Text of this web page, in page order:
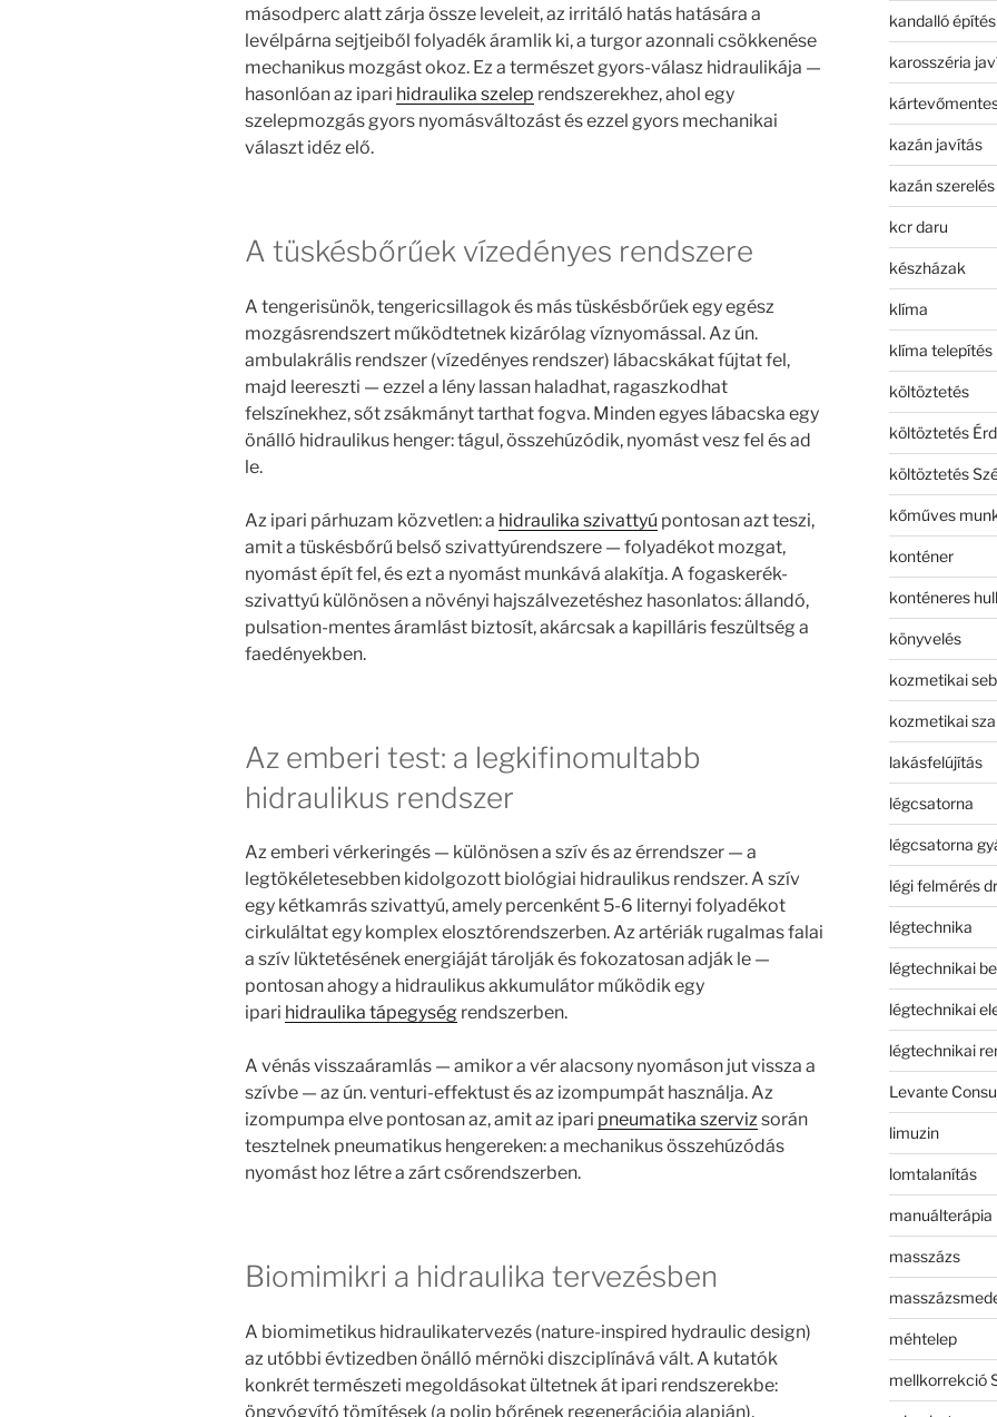
másodperc alatt zárja össze leveleit, az irritáló hatás hatására a
levélpárna sejtjeiből folyadék áramlik ki, a turgor azonnali csökkenése
mechanikus mozgást okoz. Ez a természet gyors-válasz hidraulikája —
hasonlóan az ipari hidraulika szelep rendszerekhez, ahol egy
szelepmozgás gyors nyomásváltozást és ezzel gyors mechanikai
választ idéz elő.
A tüskésbőrűek vízedényes rendszere
A tengerisünök, tengericsillagok és más tüskésbőrűek egy egész
mozgásrendszert működtetnek kizárólag víznyomással. Az ún.
ambulakrális rendszer (vízedényes rendszer) lábacskákat fújtat fel,
majd leereszti — ezzel a lény lassan haladhat, ragaszkodhat
felszínekhez, sőt zsákmányt tarthat fogva. Minden egyes lábacska egy
önálló hidraulikus henger: tágul, összehúzódik, nyomást vesz fel és ad
le.
Az ipari párhuzam közvetlen: a hidraulika szivattyú pontosan azt teszi,
amit a tüskésbőrű belső szivattyúrendszere — folyadékot mozgat,
nyomást épít fel, és ezt a nyomást munkává alakítja. A fogaskerék-
szivattyú különösen a növényi hajszálvezetéshez hasonlatos: állandó,
pulsation-mentes áramlást biztosít, akárcsak a kapilláris feszültség a
faedényekben.
Az emberi test: a legkifinomultabb
hidraulikus rendszer
Az emberi vérkeringés — különösen a szív és az érrendszer — a
legtökéletesebben kidolgozott biológiai hidraulikus rendszer. A szív
egy kétkamrás szivattyú, amely percenként 5-6 liternyi folyadékot
cirkuláltat egy komplex elosztórendszerben. Az artériák rugalmas falai
a szív lüktetésének energiáját tárolják és fokozatosan adják le —
pontosan ahogy a hidraulikus akkumulátor működik egy
ipari hidraulika tápegység rendszerben.
A vénás visszaáramlás — amikor a vér alacsony nyomáson jut vissza a
szívbe — az ún. venturi-effektust és az izompumpát használja. Az
izompumpa elve pontosan az, amit az ipari pneumatika szervizsorán
tesztelnek pneumatikus hengereken: a mechanikus összehúzódás
nyomást hoz létre a zárt csőrendszerben.
Biomimikri a hidraulika tervezésben
A biomimetikus hidraulikatervezés (nature-inspired hydraulic design)
az utóbbi évtizedben önálló mérnöki diszciplínává vált. A kutatók
konkrét természeti megoldásokat ültetnek át ipari rendszerekbe:
öngyógyító tömítések (a polip bőrének regenerációja alapján),
kandalló építés
karosszéria
kazán javítás
kazán szerelés
kcr daru
készházak
klíma
klíma telepítés
költöztetés
költöztetés Érd
költöztetés
kőműves
konténer
konténeres
könyvelés
kozmetikai
kozmetikai
lakásfelújítás
légcsatorna
légcsatorna
légi felmérés
légtechnika
légtechnikai
légtechnikai
légtechnikai
Levante
limuzin
lomtalanítás
manuálterápia
masszázs
méhtelep
mellkorrekció